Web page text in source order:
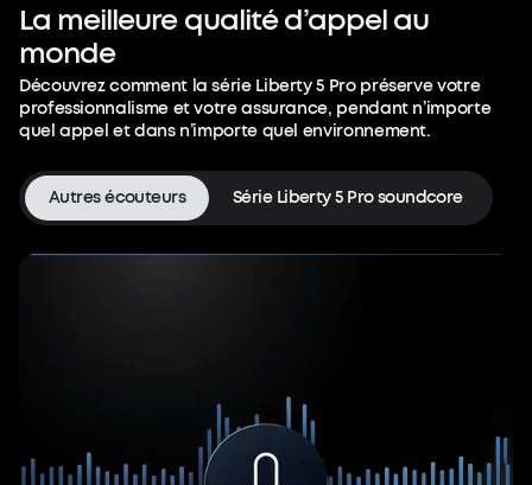
La meilleure qualitéd’appelau
monde
Découvrez comment la série Liberty 5 Pro préserve votre
professionnalisme et votre assurance, pendant n’importe
quel appel et dans n’importe quel environnement.
Autres écouteurs Série Liberty 5 Pro soundcore